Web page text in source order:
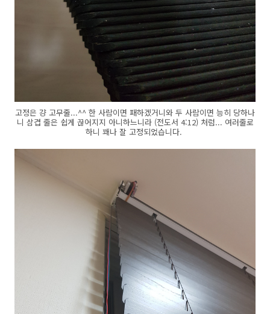
고정은 걍 고무줄...^^ 한 사람이면 패하겠거니와 두 사람이면 능히 당하나
니 삼겹 줄은 쉽게 끊어지지 아니하느니라 (전도서 4:12) 처럼... 여러줄로
하니 꽤나 잘 고정되었습니다.